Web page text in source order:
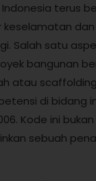
Indonesia terus
Salah satu
bangunan
atau
di bidang
Kode ini
sebuah